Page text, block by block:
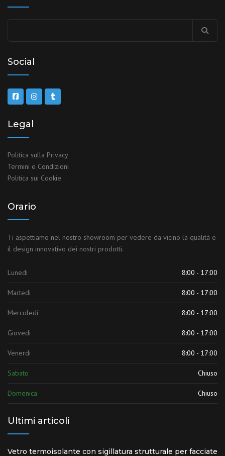
Social
Legal
Politica sulla Privacy
Termini e Condizioni
Politica sui Cookie
Orario
Ti aspettiamo nel nostro showroom per vedere da vicino la qualità e
il design innovativo dei nostri prodotti.
Lunedi 8:00 - 17:00
Martedi 8:00 - 17:00
Mercoledi 8:00 - 17:00
Giovedi 8:00 - 17:00
Venerdi 8:00 - 17:00
Sabato Chiuso
Domenica Chiuso
Ultimi articoli
Vetro termoisolante con sigillatura strutturale per facciate